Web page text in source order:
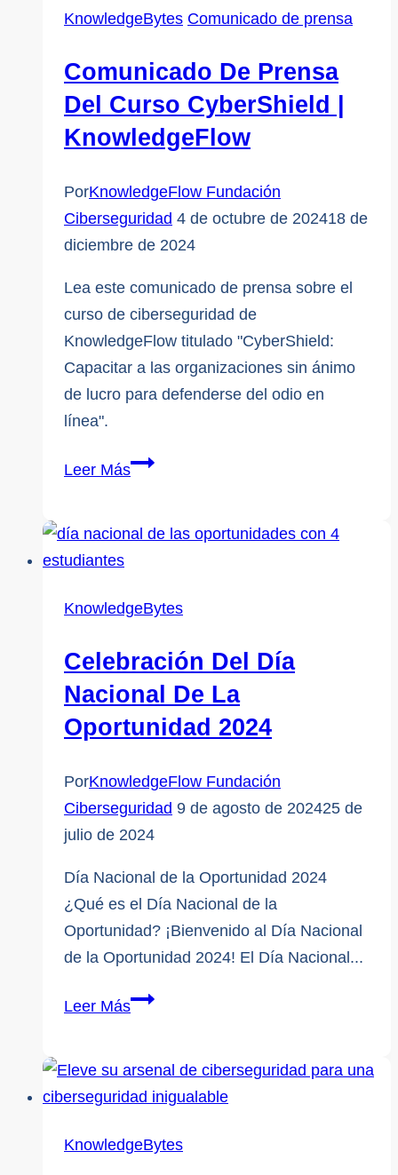
el
nuevo
bloqueador
de
scareware
Microsoft
KnowledgeBytes Comunicado de prensa
Comunicado De Prensa
Del Curso CyberShield |
KnowledgeFlow
PorKnowledgeFlow Fundación
Ciberseguridad 4 de octubre de 202418 de
diciembre de 2024
Lea este comunicado de prensa sobre el
curso de ciberseguridad de
KnowledgeFlow titulado "CyberShield:
Capacitar a las organizaciones sin ánimo
de lucro para defenderse del odio en
línea".
Leer MásComunicado
del
|
KnowledgeFlow
KnowledgeBytes
Celebración Del Día
Nacional De La
Oportunidad 2024
PorKnowledgeFlow Fundación
Ciberseguridad 9 de agosto de 202425 de
julio de 2024
Día Nacional de la Oportunidad 2024
¿Qué es el Día Nacional de la
Oportunidad? ¡Bienvenido al Día Nacional
de la Oportunidad 2024! El Día Nacional...
Leer MásCelebración
Nacional
de
Oportunidad
KnowledgeBytes